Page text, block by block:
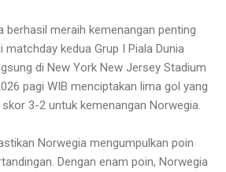
berhasil meraih kemenangan penting
kedua Grup I Piala Dunia
di New York New Jersey Stadium
pagi WIB menciptakan lima gol yang
3-2 untuk kemenangan Norwegia.
Norwegia mengumpulkan poin
Dengan enam poin, Norwegia